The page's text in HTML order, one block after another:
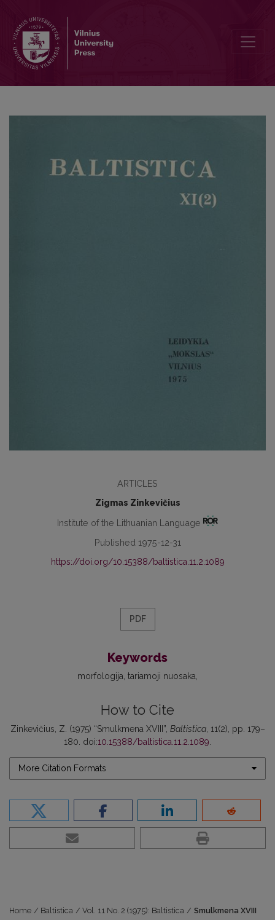
ARTICLES
Zigmas Zinkevičius
Institute of the Lithuanian Language
Published 1975-12-31
https://doi.org/10.15388/baltistica.11.2.1089
PDF
Keywords
morfologija tariamoji nuosaka
How to Cite
Zinkevičius, Z. (1975) “Smulkmena XVIII”, Baltistica, 11(2), pp. 179–
180. doi:10.15388/baltistica.11.2.1089
More Citation Formats
Home / Baltistica / Vol. 11 No. 2 (1975): Baltistica / Smulkmena XVIII